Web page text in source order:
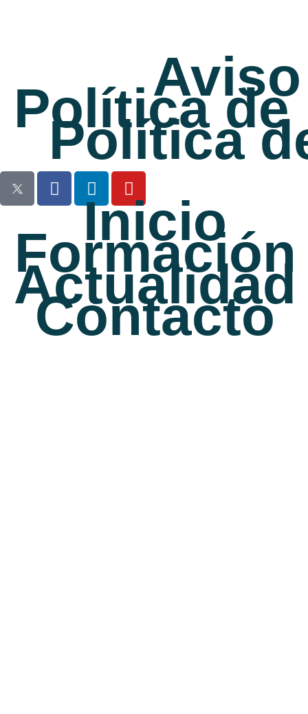
12 becas que cubrirán el 100%
, siendo este 800 euros. Una vez superado el curso, el
alumno no solo obtendrá un diploma acreditativo de VASS
UNIVERSITY, si no que tendrá la posibilidad de formar parte del
equipo de VASS.
En caso de que el estudiante no se incorpore a VASS, como
obtenido una calificación notable; el 50% si ha obtenido entre 5 y 7
puntos sobre 10).
Para optar a una de las becas o inscribirse en el curso, se realizará
una entrevista y una prueba de nivel para comprobar que se tienen
conocimientos básicos de java.
Política
Política
Inicio
Formación
Actualidad
Contacto